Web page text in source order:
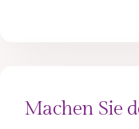
Machen Sie